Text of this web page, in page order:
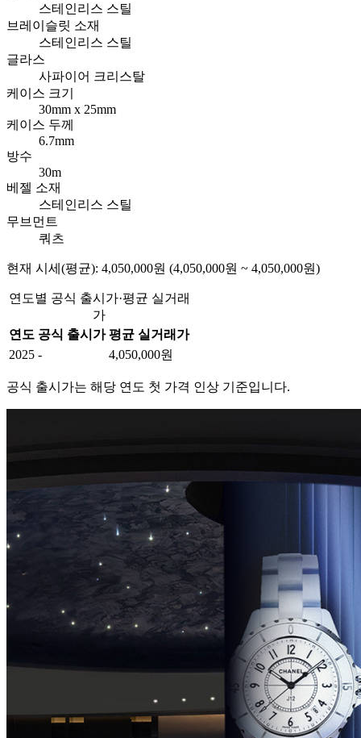
스테인리스 스틸
브레이슬릿 소재
스테인리스 스틸
글라스
사파이어 크리스탈
케이스 크기
30mm x 25mm
케이스 두께
6.7mm
방수
30m
베젤 소재
스테인리스 스틸
무브먼트
쿼츠
현재 시세(평균): 4,050,000원 (4,050,000원 ~ 4,050,000원)
연도별 공식 출시가·평균 실거래
가
연도 공식 출시가 평균 실거래가
2025 - 4,050,000원
공식 출시가는 해당 연도 첫 가격 인상 기준입니다.